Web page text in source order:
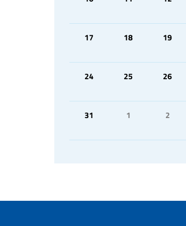
17 18 19
24 25 26
31 1 2